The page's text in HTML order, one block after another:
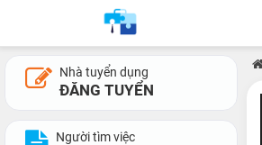
Nhà tuyển dụng
ĐĂNG TUYỂN
Người tìm việc